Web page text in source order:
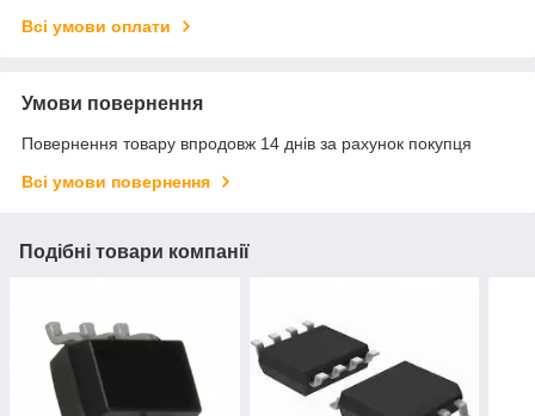
Всі умови оплати
Умови повернення
Повернення товару впродовж 14 днів за рахунок покупця
Всі умови повернення
Подібні товари компанії